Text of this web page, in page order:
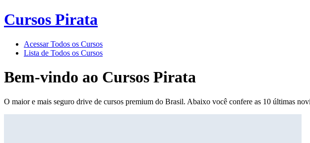
Cursos Pirata
Acessar Todos os Cursos
Lista de Todos os Cursos
Bem-vindo ao Cursos Pirata
O maior e mais seguro drive de cursos premium do Brasil. Abaixo você confere as 10 últimas